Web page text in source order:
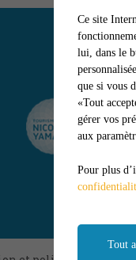
Ce site
lui, dans le
que si vous
«Tout
gérer vos
aux
Pour plus
Tout